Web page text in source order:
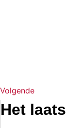
Volgende
Het